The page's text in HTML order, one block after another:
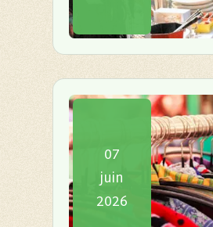
07
juin
2026